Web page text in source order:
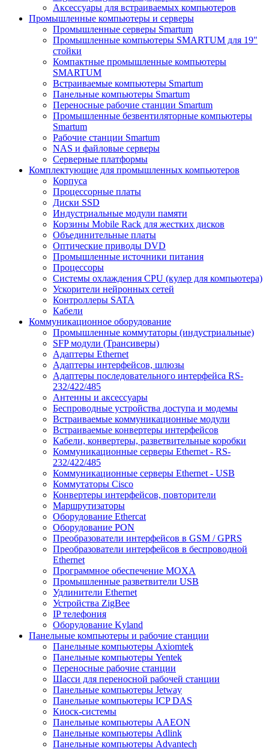
Аксессуары для встраиваемых компьютеров
Промышленные компьютеры и серверы
Промышленные серверы Smartum
Промышленные компьютеры SMARTUM для 19"
стойки
Компактные промышленные компьютеры
SMARTUM
Встраиваемые компьютеры Smartum
Панельные компьютеры Smartum
Переносные рабочие станции Smartum
Промышленные безвентиляторные компьютеры
Smartum
Рабочие станции Smartum
NAS и файловые серверы
Серверные платформы
Комплектующие для промышленных компьютеров
Корпуса
Процессорные платы
Диски SSD
Индустриальные модули памяти
Корзины Mobile Rack для жестких дисков
Объединительные платы
Оптические приводы DVD
Промышленные источники питания
Процессоры
Системы охлаждения CPU (кулер для компьютера)
Ускорители нейронных сетей
Контроллеры SATA
Кабели
Коммуникационное оборудование
Промышленные коммутаторы (индустриальные)
SFP модули (Трансиверы)
Адаптеры Ethernet
Адаптеры интерфейсов, шлюзы
Адаптеры последовательного интерфейса RS-
232/422/485
Антенны и аксессуары
Беспроводные устройства доступа и модемы
Встраиваемые коммуникационные модули
Встраиваемые конвертеры интерфейсов
Кабели, конвертеры, разветвительные коробки
Коммуникационные серверы Ethernet - RS-
232/422/485
Коммуникационные серверы Ethernet - USB
Коммутаторы Cisco
Конвертеры интерфейсов, повторители
Маршрутизаторы
Оборудование Ethercat
Оборудование PON
Преобразователи интерфейсов в GSM / GPRS
Преобразователи интерфейсов в беспроводной
Ethernet
Программное обеспечение MOXA
Промышленные разветвители USB
Удлинители Ethernet
Устройства ZigBee
IP телефония
Оборудование Kyland
Панельные компьютеры и рабочие станции
Панельные компьютеры Axiomtek
Панельные компьютеры Yentek
Переносные рабочие станции
Шасси для переносной рабочей станции
Панельные компьютеры Jetway
Панельные компьютеры ICP DAS
Киоск-системы
Панельные компьютеры AAEON
Панельные компьютеры Adlink
Панельные компьютеры Advantech